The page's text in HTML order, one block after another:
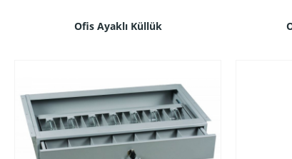
Ofis Ayaklı Küllük